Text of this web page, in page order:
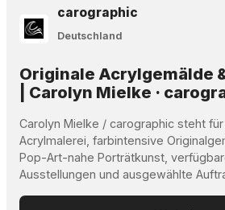
carographic
Deutschland
Originale Acrylgemälde
| Carolyn Mielke ·
Carolyn Mielke / carographic steht
Acrylmalerei, farbintensive
Pop-Art-nahe Porträtkunst,
Ausstellungen und ausgewählte